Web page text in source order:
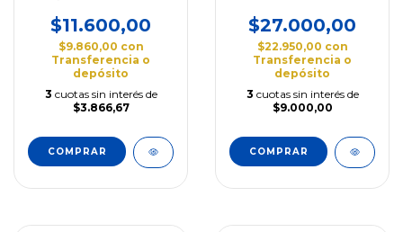
$11.600,00
$9.860,00 con
Transferencia o
depósito
3 cuotas sin interés de
$3.866,67
$27.000,00
$22.950,00 con
Transferencia o
depósito
3 cuotas sin interés de
$9.000,00